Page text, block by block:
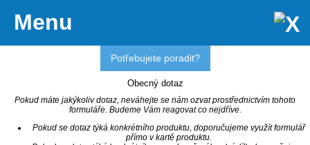
Menu
Potřebujete poradit?
Obecný dotaz
Pokud máte jakýkoliv dotaz, neváhejte se nám ozvat prostřednictvím tohoto
formuláře. Budeme Vám reagovat co nejdříve.
Pokud se dotaz týká konkrétního produktu, doporučujeme využít formulář
přímo v kartě produktu.